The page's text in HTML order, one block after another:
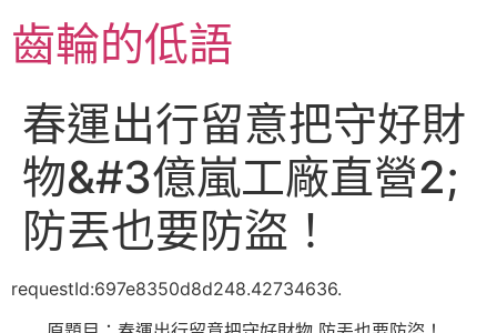
至
主齒輪的低語
春運出行留意把守好財
物&#3億嵐工廠直營2;
防丟也要防盜！
requestId:697e8350d8d248.42734636.